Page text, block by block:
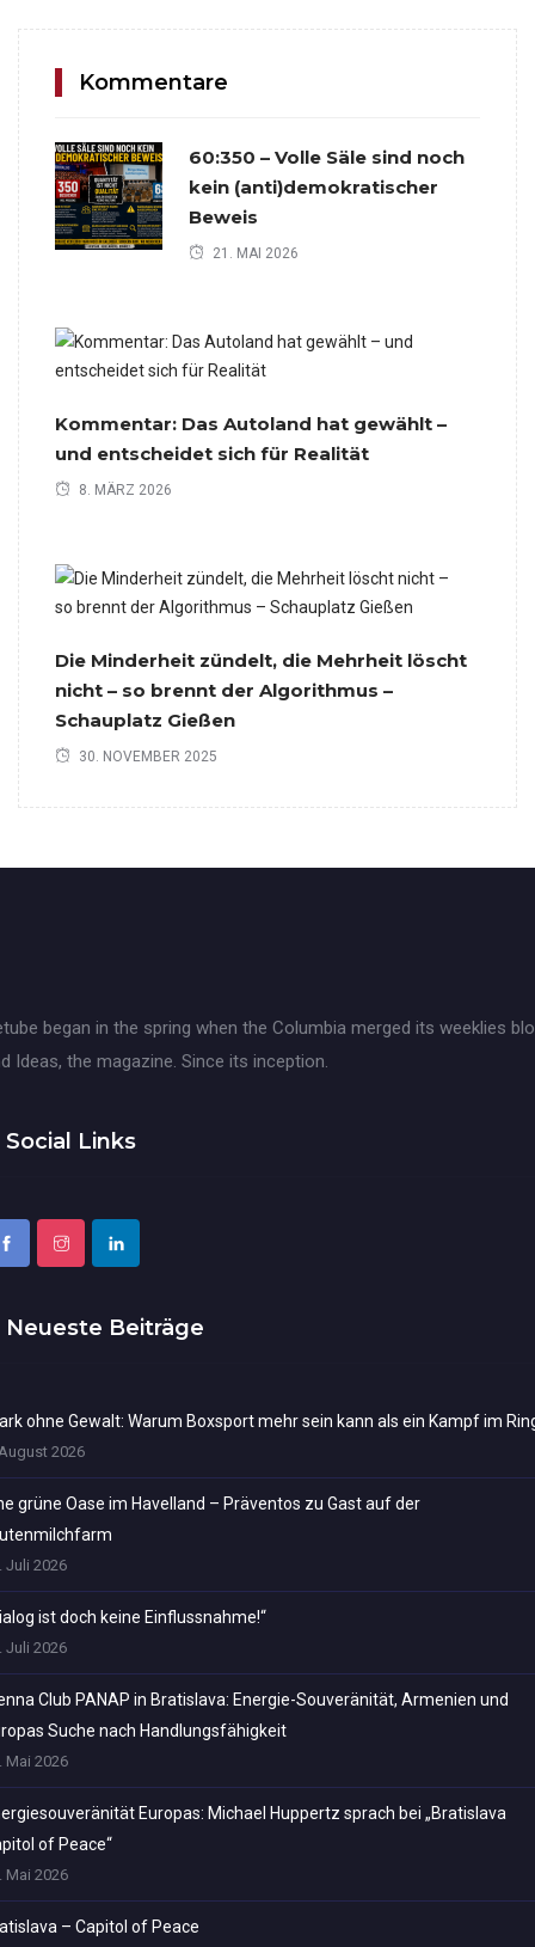
Kommentare
60:350 – Volle Säle sind noch
kein (anti)demokratischer
Beweis
21. MAI 2026
Kommentar: Das Autoland hat gewählt –
und entscheidet sich für Realität
8. MÄRZ 2026
Die Minderheit zündelt, die Mehrheit löscht
nicht – so brennt der Algorithmus –
Schauplatz Gießen
30. NOVEMBER 2025
began in the spring when the Columbia merged its weeklies
Ideas, the magazine. Since its inception.
Social Links
Neueste Beiträge
ohne Gewalt: Warum Boxsport mehr sein kann als ein Kampf im
2026
grüne Oase im Havelland – Präventos zu Gast auf der
Juli 2026
ist doch keine Einflussnahme!“
Juli 2026
Club PANAP in Bratislava: Energie-Souveränität, Armenien und
Suche nach Handlungsfähigkeit
Mai 2026
Europas: Michael Huppertz sprach bei „Bratislava
of Peace“
Mai 2026
– Capitol of Peace